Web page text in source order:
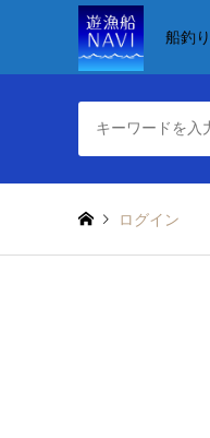
船釣
ログイン